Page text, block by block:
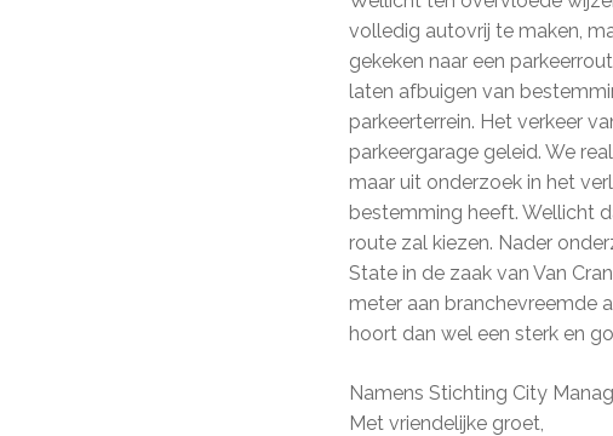
volledig autovrij te maken,
gekeken naar een
laten afbuigen van
parkeerterrein. Het verkeer
parkeergarage geleid. We
maar uit onderzoek in het
bestemming heeft. Wellicht
route zal kiezen. Nader
State in de zaak van Van
meter aan branchevreemde
hoort dan wel een sterk en
Namens Stichting City
Met vriendelijke groet,